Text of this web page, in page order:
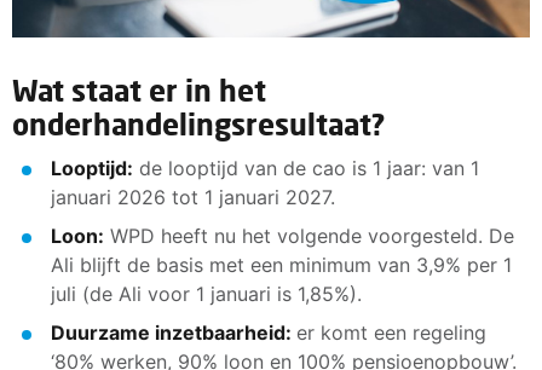
Wat staat er in het
onderhandelingsresultaat?
Looptijd: de looptijd van de cao is 1 jaar: van 1
januari 2026 tot 1 januari 2027.
Loon: WPD heeft nu het volgende voorgesteld. De
Ali blijft de basis met een minimum van 3,9% per 1
juli (de Ali voor 1 januari is 1,85%).
Duurzame inzetbaarheid: er komt een regeling
‘80% werken, 90% loon en 100% pensioenopbouw’.